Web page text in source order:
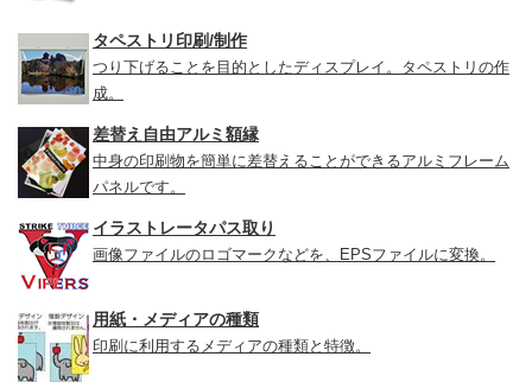
タペストリ印刷/制作
つり下げることを目的としたディスプレイ。タペストリの作
成。
差替え自由アルミ額縁
中身の印刷物を簡単に差替えることができるアルミフレーム
パネルです。
イラストレータパス取り
画像ファイルのロゴマークなどを、EPSファイルに変換。
用紙・メディアの種類
印刷に利用するメディアの種類と特徴。